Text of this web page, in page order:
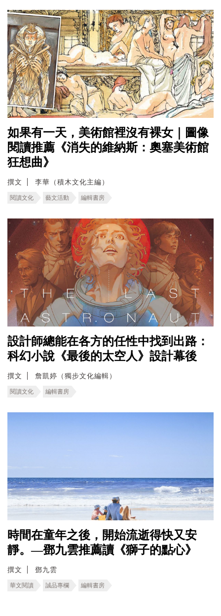
如果有一天，美術館裡沒有裸女｜圖像
閱讀推薦《消失的維納斯：奧塞美術館
狂想曲》
撰文 李華（積木文化主編）
閱讀文化 藝文活動 編輯書房
設計師總能在各方的任性中找到出路：
科幻小說《最後的太空人》設計幕後
撰文 詹凱婷（獨步文化編輯）
閱讀文化 編輯書房
時間在童年之後，開始流逝得快又安
靜。—鄧九雲推薦讀《獅子的點心》
撰文 鄧九雲
華文閱讀 誠品專欄 編輯書房